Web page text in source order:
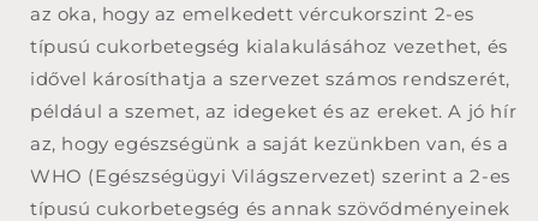
az oka, hogy az emelkedett vércukorszint 2-es
típusú cukorbetegség kialakulásához vezethet, és
idővel károsíthatja a szervezet számos rendszerét,
például a szemet, az idegeket és az ereket. A jó hír
az, hogy egészségünk a saját kezünkben van, és a
WHO (Egészségügyi Világszervezet) szerint a 2-es
típusú cukorbetegség és annak szövődményeinek